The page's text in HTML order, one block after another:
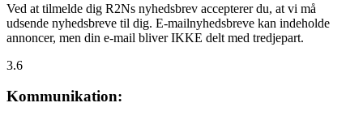
Ved at tilmelde dig R2Ns nyhedsbrev accepterer du, at vi må
udsende nyhedsbreve til dig. E-mailnyhedsbreve kan indeholde
annoncer, men din e-mail bliver IKKE delt med tredjepart.
3.6
Kommunikation: